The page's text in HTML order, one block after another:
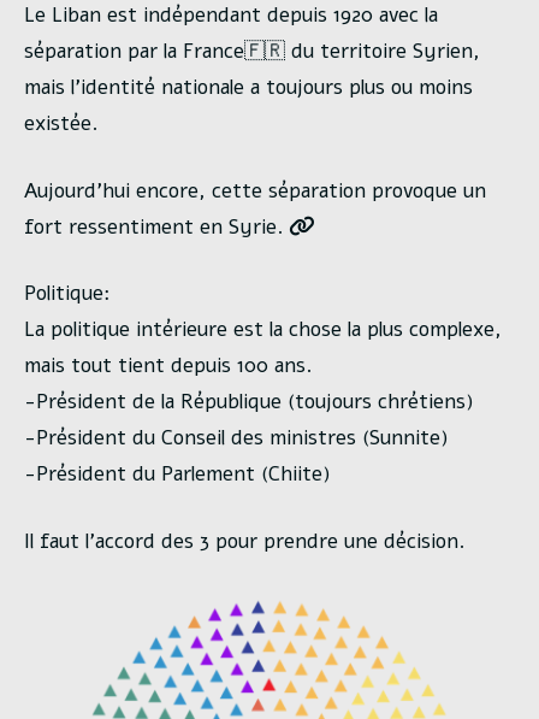
Le Liban est indépendant depuis 1920 avec la
séparation par la France🇫🇷 du territoire Syrien,
mais l’identité nationale a toujours plus ou moins
existée.
Aujourd’hui encore, cette séparation provoque un
fort ressentiment en Syrie.
Politique:
La politique intérieure est la chose la plus complexe,
mais tout tient depuis 100 ans.
-Président de la République (toujours chrétiens)
-Président du Conseil des ministres (Sunnite)
-Président du Parlement (Chiite)
Il faut l’accord des 3 pour prendre une décision.